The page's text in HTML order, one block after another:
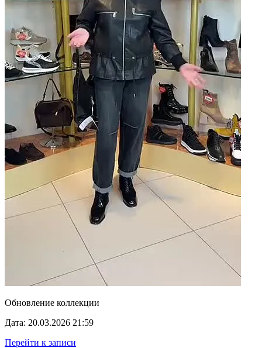
Обновление коллекции
Дата: 20.03.2026 21:59
Перейти к записи